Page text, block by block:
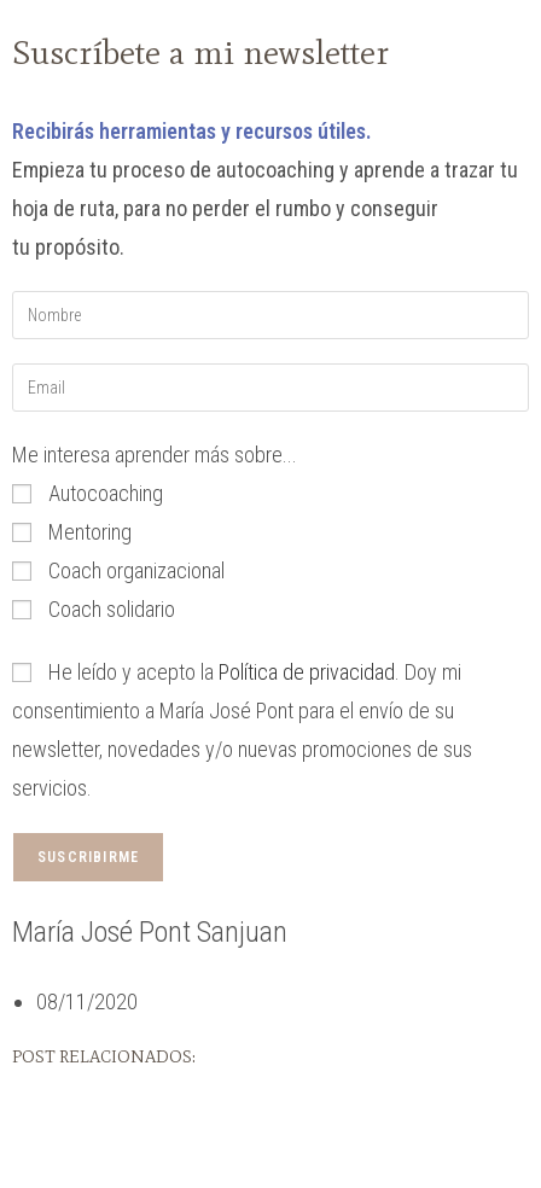
Suscríbete a mi newsletter
Recibirás herramientasy recursos útiles.
Empieza tu proceso de autocoaching y aprende a trazar tu
hoja de ruta, para no perder el rumbo y conseguir
tu propósito.
Me interesa aprender más sobre...
Autocoaching
Mentoring
Coach organizacional
Coach solidario
He leído y acepto la Política de privacidad . Doy mi
consentimiento a María José Pont para el envío de su
newsletter, novedades y/o nuevas promociones de sus
servicios.
María José Pont Sanjuan
08/11/2020
POST RELACIONADOS: